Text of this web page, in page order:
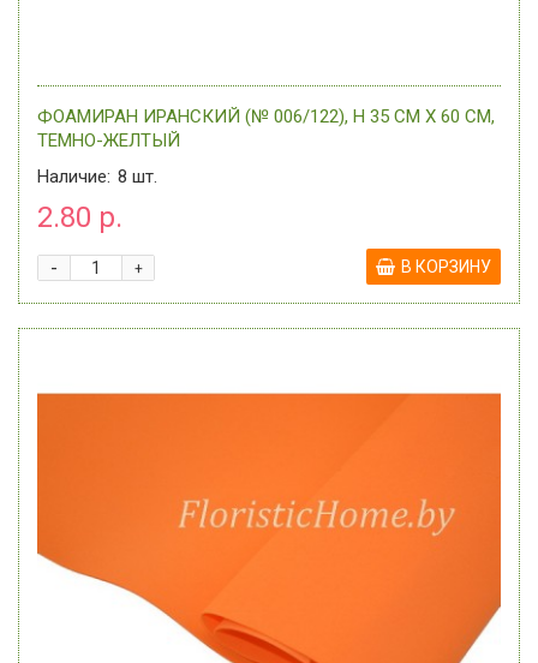
ФОАМИРАН ИРАНСКИЙ (№ 006/122), H 35 СМ Х 60 СМ,
ТЕМНО-ЖЕЛТЫЙ
Наличие: 8 шт.
2.80 р.
+
- В КОРЗИНУ